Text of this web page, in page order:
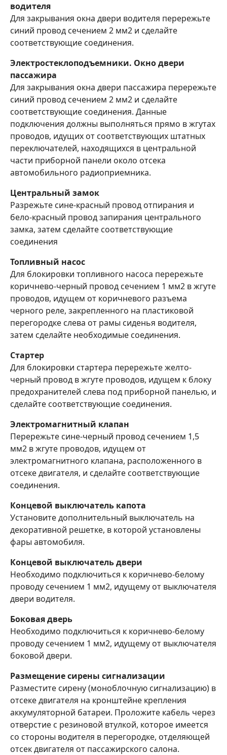
водителя
Для закрывания окна двери водителя перережьте
синий провод сечением 2 мм2 и сделайте
соответствующие соединения.
Электростеклоподъемники. Окно двери
пассажира
Для закрывания окна двери пассажира перережьте
синий провод сечением 2 мм2 и сделайте
соответствующие соединения. Данные
подключения должны выполняться прямо в жгутах
проводов, идущих от соответствующих штатных
переключателей, находящихся в центральной
части приборной панели около отсека
автомобильного радиоприемника.
Центральный замок
Разрежьте сине-красный провод отпирания и
бело-красный провод запирания центрального
замка, затем сделайте соответствующие
соединения
Топливный насос
Для блокировки топливного насоса перережьте
коричнево-черный провод сечением 1 мм2 в жгуте
проводов, идущем от коричневого разъема
черного реле, закрепленного на пластиковой
перегородке слева от рамы сиденья водителя,
затем сделайте необходимые соединения.
Стартер
Для блокировки стартера перережьте желто-
черный провод в жгуте проводов, идущем к блоку
предохранителей слева под приборной панелью, и
сделайте соответствующие соединения.
Электромагнитный клапан
Перережьте сине-черный провод сечением 1,5
мм2 в жгуте проводов, идущем от
электромагнитного клапана, расположенного в
отсеке двигателя, и сделайте соответствующие
соединения.
Концевой выключатель капота
Установите дополнительный выключатель на
декоративной решетке, в которой установлены
фары автомобиля.
Концевой выключатель двери
Необходимо подключиться к коричнево-белому
проводу сечением 1 мм2, идущему от выключателя
двери водителя.
Боковая дверь
Необходимо подключиться к коричнево-белому
проводу сечением 1 мм2, идущему от выключателя
боковой двери.
Размещение сирены сигнализации
Разместите сирену (моноблочную сигнализацию) в
отсеке двигателя на кронштейне крепления
аккумуляторной батареи. Проложите кабель через
отверстие с резиновой втулкой, которое имеется
со стороны водителя в перегородке, отделяющей
отсек двигателя от пассажирского салона.